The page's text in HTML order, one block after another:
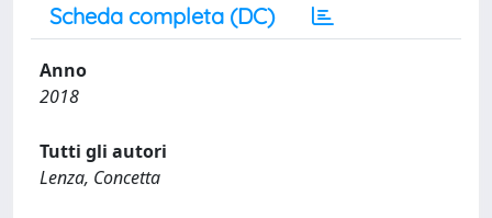
Scheda completa (DC)
Anno
2018
Tutti gli autori
Lenza, Concetta